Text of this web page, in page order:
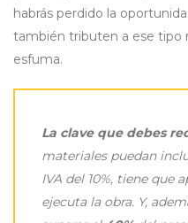
habrás perdido la
también tributen a ese tipo
esfuma.
La clave que debes
materiales puedan
IVA del 10%, tiene que
ejecuta la obra. Y,